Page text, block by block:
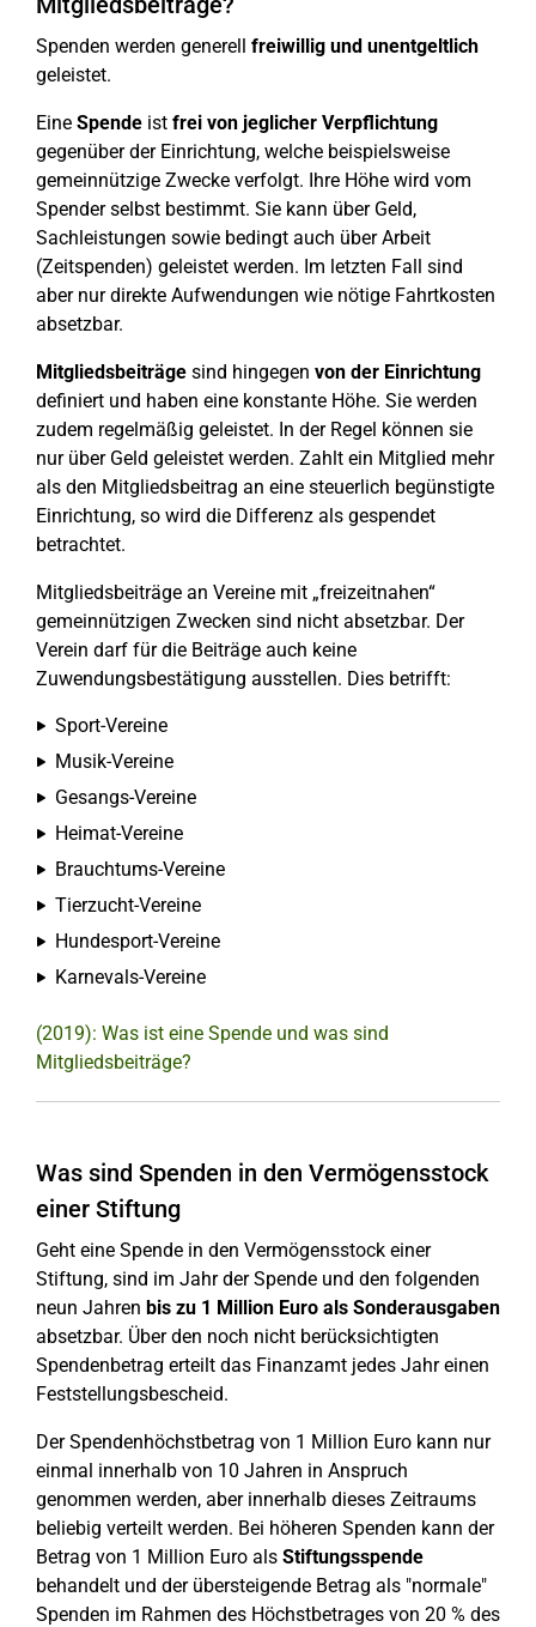
Spenden werden generell freiwillig und unentgeltlich
geleistet.
Eine Spende ist frei von jeglicher Verpflichtung
gegenüber der Einrichtung, welche beispielsweise
gemeinnützige Zwecke verfolgt. Ihre Höhe wird vom
Spender selbst bestimmt. Sie kann über Geld,
Sachleistungen sowie bedingt auch über Arbeit
(Zeitspenden) geleistet werden. Im letzten Fall sind
aber nur direkte Aufwendungen wie nötige Fahrtkosten
absetzbar.
Mitgliedsbeiträge sind hingegen von der Einrichtung
definiert und haben eine konstante Höhe. Sie werden
zudem regelmäßig geleistet. In der Regel können sie
nur über Geld geleistet werden. Zahlt ein Mitglied mehr
als den Mitgliedsbeitrag an eine steuerlich begünstigte
Einrichtung, so wird die Differenz als gespendet
betrachtet.
Mitgliedsbeiträge an Vereine mit „freizeitnahen“
gemeinnützigen Zwecken sind nicht absetzbar. Der
Verein darf für die Beiträge auch keine
Zuwendungsbestätigung ausstellen. Dies betrifft:
Sport-Vereine
Musik-Vereine
Gesangs-Vereine
Heimat-Vereine
Brauchtums-Vereine
Tierzucht-Vereine
Hundesport-Vereine
Karnevals-Vereine
(2019): Was ist eine Spende und was sind
Mitgliedsbeiträge?
Was sind Spenden in den Vermögensstock
einer Stiftung
Geht eine Spende in den Vermögensstock einer
Stiftung, sind im Jahr der Spende und den folgenden
neun Jahren bis zu 1 Million Euro als Sonderausgaben
absetzbar. Über den noch nicht berücksichtigten
Spendenbetrag erteilt das Finanzamt jedes Jahr einen
Feststellungsbescheid.
Der Spendenhöchstbetrag von 1 Million Euro kann nur
einmal innerhalb von 10 Jahren in Anspruch
genommen werden, aber innerhalb dieses Zeitraums
beliebig verteilt werden. Bei höheren Spenden kann der
Betrag von 1 Million Euro als Stiftungsspende
behandelt und der übersteigende Betrag als "normale"
Spenden im Rahmen des Höchstbetrages von 20 % des